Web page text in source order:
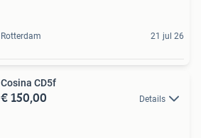
Rotterdam 21 jul 26
Cosina CD5f
€ 150,00 Details